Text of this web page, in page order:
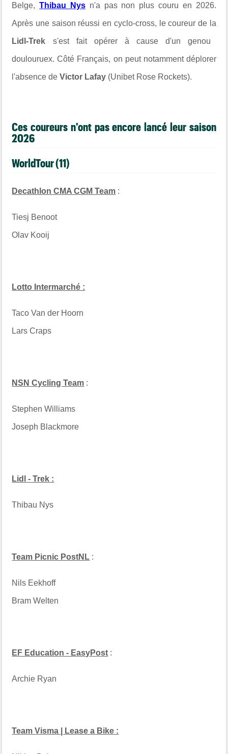
Belge,Thibau Nys n'a pas non plus couru en 2026.
Après une saison réussi en cyclo-cross, le coureur de la
Lidl-Trek s'est fait opérer à cause d'un genou
doulouruex. Côté Français, on peut notamment déplorer
l'absence deVictor Lafay (Unibet Rose Rockets).
Ces coureurs n'ont pas encore lancé leur saison
2026
WorldTour (11)
Decathlon CMA CGM Team :
Tiesj Benoot
Olav Kooij
Lotto Intermarché :
Taco Van der Hoorn
Lars Craps
NSN Cycling Team :
Stephen Williams
Joseph Blackmore
Lidl - Trek :
Thibau Nys
Team Picnic PostNL :
Nils Eekhoff
Bram Welten
EF Education - EasyPost :
Archie Ryan
Team Visma | Lease a Bike :